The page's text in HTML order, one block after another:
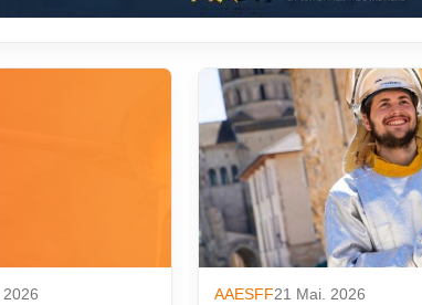
AAESFF21 Mai. 2026